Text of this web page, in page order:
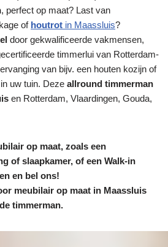
, perfect op maat? Last van
of houtrot in Maassluis?
door gekwalificeerde vakmensen,
timmerlui van Rotterdam-
van bijv. een houten kozijn of
uw tuin. Deze allround timmerman
en Rotterdam, Vlaardingen, Gouda,
op maat, zoals een
of slaapkamer, of een Walk-in
en bel ons!
meubilair op maat in Maassluis
timmerman.